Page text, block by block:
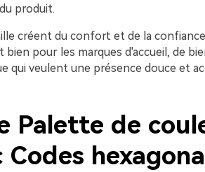
produit.
créent du confort et de la
pour les marques d'accueil, de
qui veulent une présence douce et
Palette de
Codes